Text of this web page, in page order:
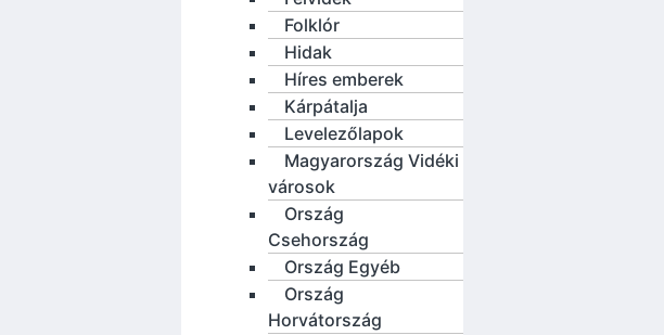
Folklór
Hidak
Híres emberek
Kárpátalja
Levelezőlapok
Magyarország Vidéki
városok
Ország
Csehország
Ország Egyéb
Ország
Horvátország